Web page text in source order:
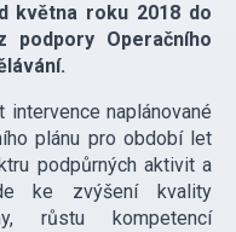
května roku 2018 do
podpory Operačního
naplánované
plánu pro období let
podpůrných aktivit a
ke zvýšení kvality
růstu kompetencí